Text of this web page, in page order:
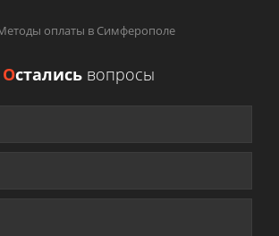
Остались вопросы